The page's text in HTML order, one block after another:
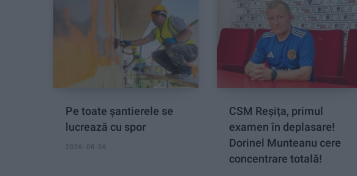
Pe toate șantierele se
lucrează cu spor
2026-08-06
CSM Reșița, primul
examen în deplasare!
Dorinel Munteanu cere
concentrare totală!